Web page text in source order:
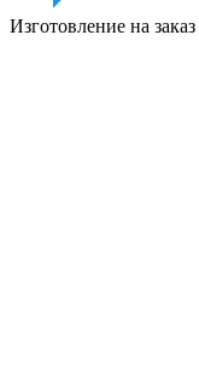
Изготовление на заказ